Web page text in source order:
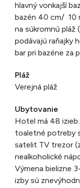
hlavný vonkajší
bazén 40 cm/ 10
na súkromnú pláž
podávajú raňajky
bar pri bazéne za
Pláž
Verejná pláž
Ubytovanie
Hotel má 48
toaletné potreby
satelit TV trezor
nealkoholické
Výmena bielizne
izby sú